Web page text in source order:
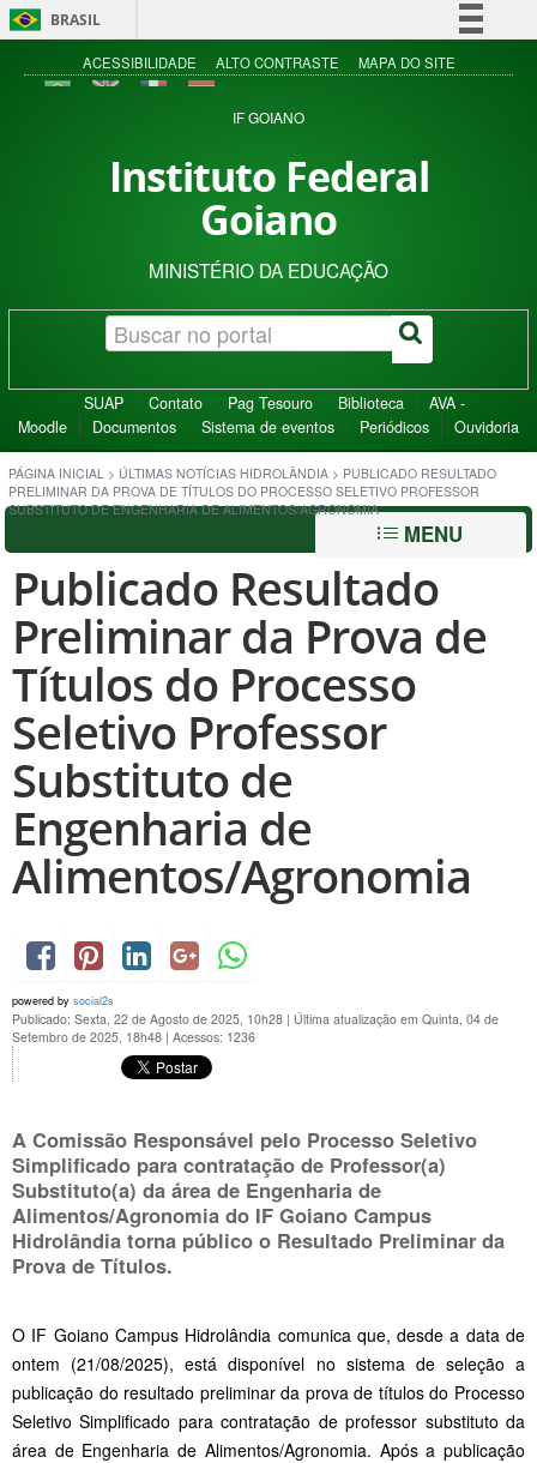
BRASIL
Simplifique!
Acesso à informação
ACESSIBILIDADE ALTO CONTRASTE MAPA DO SITE
IF GOIANO
Instituto Federal
Goiano
MINISTÉRIO DA EDUCAÇÃO
SUAP Contato Pag Tesouro Biblioteca
AVA -
Moodle
Documentos Sistema de eventos Periódicos Ouvidoria
PÁGINA INICIAL > ÚLTIMAS NOTÍCIAS HIDROLÂNDIA > PUBLICADO RESULTADO
PRELIMINAR DA PROVA DE TÍTULOS DO PROCESSO SELETIVO PROFESSOR
SUBSTITUTO DE ENGENHARIA DE ALIMENTOS/AGRONOMIA
MENU
Publicado Resultado
Preliminar da Prova de
Títulos do Processo
Seletivo Professor
Substituto de
Engenharia de
Alimentos/Agronomia
powered by social2s
Publicado: Sexta, 22 de Agosto de 2025, 10h28 | Última atualização em Quinta, 04 de
Setembro de 2025, 18h48 | Acessos: 1236
A Comissão Responsável pelo Processo Seletivo
Simplificado para contratação de Professor(a)
Substituto(a) da área de Engenharia de
Alimentos/Agronomia do IF Goiano Campus
Hidrolândia torna público o Resultado Preliminar da
Prova de Títulos.
O IF Goiano Campus Hidrolândia comunica que, desde a data de
ontem (21/08/2025), está disponível no sistema de seleção a
publicação do resultado preliminar da prova de títulos do Processo
Seletivo Simplificado para contratação de professor substituto da
área de Engenharia de Alimentos/Agronomia. Após a publicação